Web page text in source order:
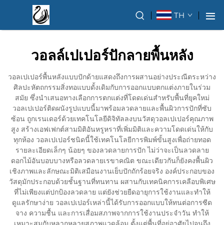
TH
วอลล์เปเปอร์ปักลายพื้นหลัง
วอลเปเปอร์พื้นหลังแบบปักด้ายแสดงถึงการผสานอย่างประณีตระหว่าง
ศิลปะหัตถกรรมสิ่งทอแบบดั้งเดิมกับการออกแบบตกแต่งภายในร่วม
สมัย ซึ่งนำเสนอทางเลือกการตกแต่งที่โดดเด่นสำหรับพื้นที่ยุคใหม่
วอลเปเปอร์ติดผนังรูปแบบนี้มาพร้อมลวดลายและพื้นผิวการปักที่ซับ
ซ้อน ถูกเรนเดอร์ด้วยเทคโนโลยีดิจิทัลลงบนวัสดุวอลเปเปอร์คุณภาพ
สูง สร้างเอฟเฟกต์สามมิติอันหรูหราที่เพิ่มมิติและความโดดเด่นให้กับ
ทุกห้อง วอลเปเปอร์ชนิดนี้ใช้เทคโนโลยีการพิมพ์ขั้นสูงเพื่อถ่ายทอด
รายละเอียดเล็กๆ น้อยๆ ของลวดลายการปัก ไม่ว่าจะเป็นลวดลาย
ดอกไม้อันบอบบางหรือลวดลายเรขาคณิต ขณะเดียวกันก็ยังคงพื้นผิว
เชิงภาพและลักษณะมิติเสมือนงานเย็บปักถักร้อยจริง องค์ประกอบของ
วัสดุมักประกอบด้วยชั้นฐานที่ทนทาน ผสานกับเทคนิคการเคลือบพิเศษ
ที่ไม่เพียงแต่ปกป้องลวดลาย แต่ยังช่วยยืดอายุการใช้งานและทำให้
ดูแลรักษาง่าย วอลเปเปอร์เหล่านี้ได้รับการออกแบบให้ทนต่อการซีด
จาง ความชื้น และการเสื่อมสภาพจากการใช้งานประจำวัน ทำให้